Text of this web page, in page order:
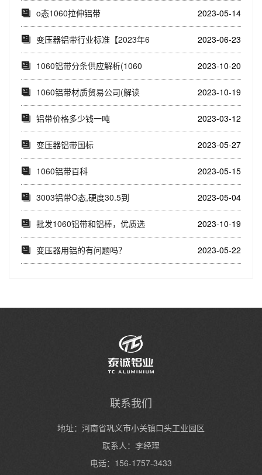
布全国的制造商(...
o态1060拉伸铝带 2023-05-14
变压器铝带行业标准【2023年6
月】
2023-06-23
1060铝带分条供应解析(1060
铝带分条...
2023-10-20
1060铝带材质贸易公司(解读
1060铝带...
2023-10-19
铝带价格多少钱一吨 2023-03-12
变压器铝带国标 2023-05-27
1060铝带百科 2023-05-15
3003铝带O态,硬度30.5到
31.5,...
2023-05-04
批发1060铝带和铝棒，优质选
择(了解10...
2023-10-19
变压器用铝的有问题吗？ 2023-05-22
联系我们
地址：河南省巩义市小关镇口头工业园区
联系人：李经理
电话：156-1757-3433